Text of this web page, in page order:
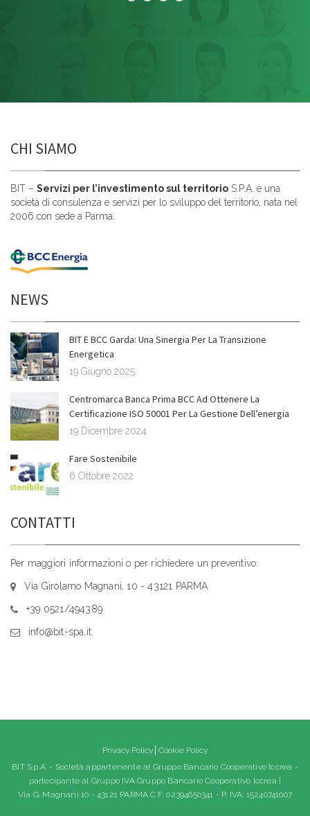
CHI SIAMO
BIT – Servizi per l’investimento sul territorio S.P.A. è una
società di consulenza e servizi per lo sviluppo del territorio, nata nel
2006 con sede a Parma.
NEWS
BIT E BCC Garda: Una Sinergia Per La Transizione
Energetica
19 Giugno 2025
Centromarca Banca Prima BCC Ad Ottenere La
Certificazione ISO 50001 Per La Gestione Dell’energia
19 Dicembre 2024
Fare Sostenibile
6 Ottobre 2022
CONTATTI
Per maggiori informazioni o per richiedere un preventivo:
Via Girolamo Magnani, 10 - 43121 PARMA
+39 0521/494389
info@bit-spa.it
Privacy Policy Cookie Policy
BIT S.p.A. - Società appartenente al Gruppo Bancario Cooperativo Iccrea -
partecipante al Gruppo IVA Gruppo Bancario Cooperativo Iccrea |
Via G. Magnani 10 - 43121 PARMA C.F: 02394650341 - P. IVA: 15240741007